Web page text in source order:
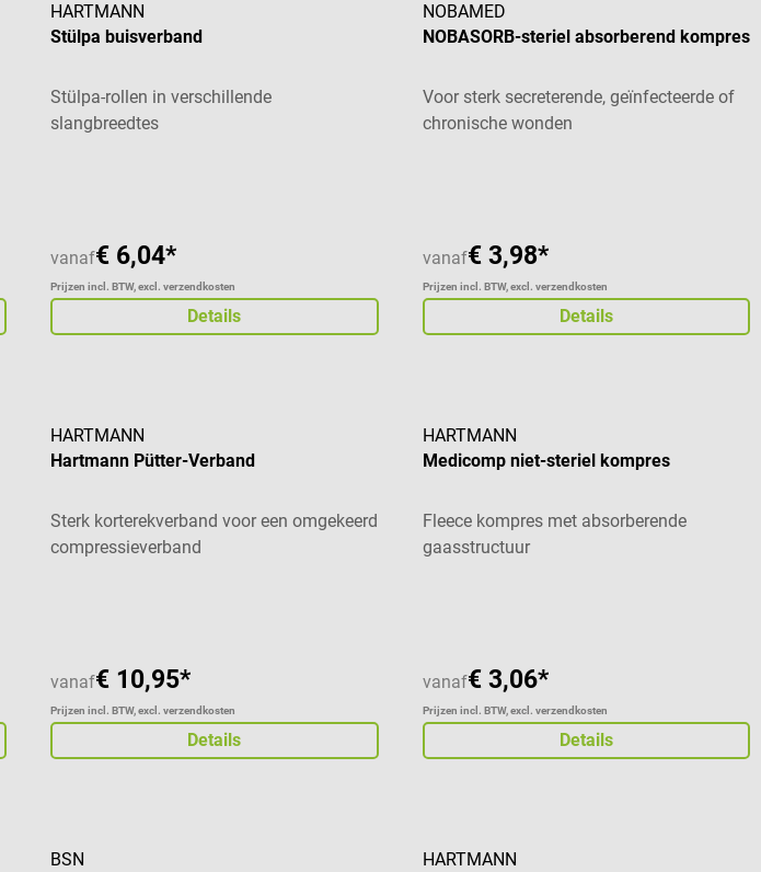
HARTMANN
Stülpa buisverband
Stülpa-rollen in verschillende
slangbreedtes
vanaf€ 6,04*
Prijzen incl. BTW, excl. verzendkosten
Details
NOBAMED
NOBASORB-steriel absorberend kompres
Voor sterk secreterende, geïnfecteerde of
chronische wonden
vanaf€ 3,98*
Prijzen incl. BTW, excl. verzendkosten
Details
HARTMANN
Hartmann Pütter-Verband
Sterk korterekverband voor een omgekeerd
compressieverband
vanaf€ 10,95*
Prijzen incl. BTW, excl. verzendkosten
Details
HARTMANN
Medicomp niet-steriel kompres
Fleece kompres met absorberende
gaasstructuur
vanaf€ 3,06*
Prijzen incl. BTW, excl. verzendkosten
Details
BSN
HARTMANN